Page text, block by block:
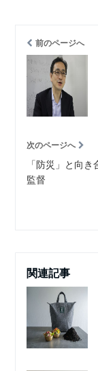
前のページへ
次のページへ
「防災」と向
監督
関連記事